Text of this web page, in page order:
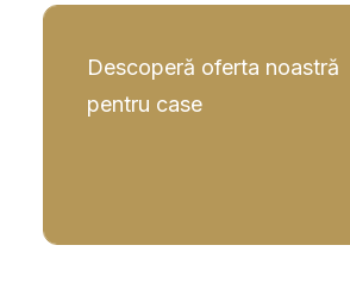
Descoperă oferta noastră
pentru case